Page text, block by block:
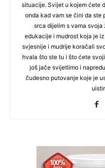
situacije. Svijet u kojem ćete
onda kad vam se čini da ste
srca dijelim s vama
edukacije i mudrost koja je
svjesnije i mudrije koračali
hvala što ste tu i što ćete
još jače svijetlimo i
čudesno putovanje koje je